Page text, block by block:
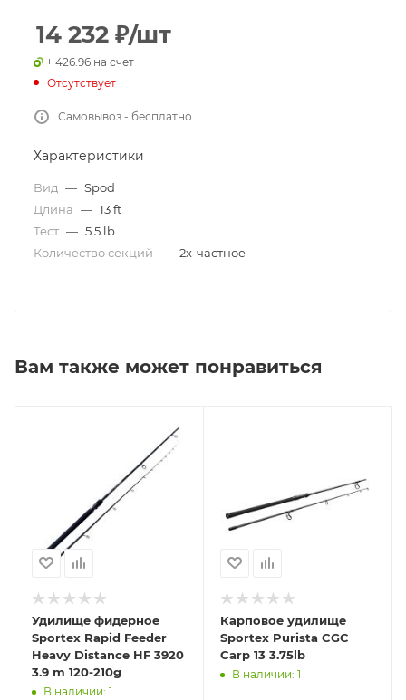
14 232 ₽/шт
+ 426.96 на счет
Отсутствует
Самовывоз - бесплатно
Характеристики
Вид — Spod
Длина — 13 ft
Тест — 5.5 lb
Количество секций — 2х-частное
Вам также может понравиться
Удилище фидерное
Sportex Rapid Feeder
Heavy Distance HF 3920
3.9 m 120-210g
В наличии: 1
Карповое удилище
Sportex Purista CGC
Carp 13 3.75lb
В наличии: 1